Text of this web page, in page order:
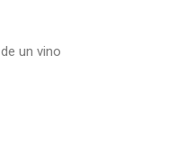
un vino